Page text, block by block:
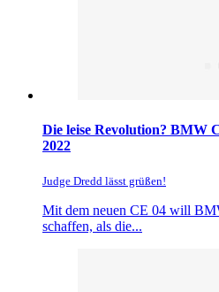
Die leise Revolution? BMW
2022
Judge Dredd lässt grüßen!
Mit dem neuen CE 04 will
schaffen, als die...